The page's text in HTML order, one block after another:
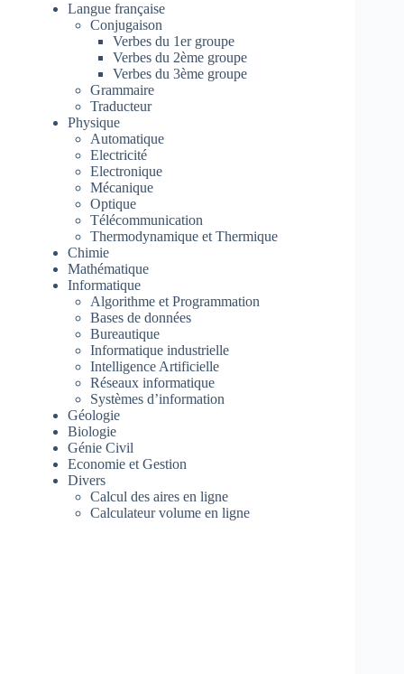
Langue française
Conjugaison
Verbes du 1er groupe
Verbes du 2ème groupe
Verbes du 3ème groupe
Grammaire
Traducteur
Physique
Automatique
Electricité
Electronique
Mécanique
Optique
Télécommunication
Thermodynamique et Thermique
Chimie
Mathématique
Informatique
Algorithme et Programmation
Bases de données
Bureautique
Informatique industrielle
Intelligence Artificielle
Réseaux informatique
Systèmes d’information
Géologie
Biologie
Génie Civil
Economie et Gestion
Divers
Calcul des aires en ligne
Calculateur volume en ligne